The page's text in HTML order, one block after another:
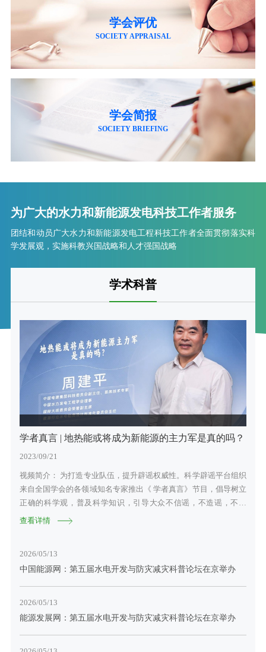
2025-07-28
2025年水电站运行管理及检修技术研讨会第二轮通知
2026-07-29
关于举办2026 年电力行业送配电线路工技能提升培训的通知
2026-07-13
关于举办新型电力系统背景下南方区域电力市场电价预测靶场
2026-06-30
关于联合召开“2026年水电和新能源运行管理及检修技术研讨会”
2026-06-30
关于联合召开“2026 年水利水电与新能源工程建设技术交流会”
2026-06-18
2026-05-22
关于推荐评选广东省水力和新能源发电工程学会40 周年发展贡
2026-05-22
2026-05-18
关于广东风电专委会2025年年会暨技术交流会延期举办的通知
2026-05-15
关于召开广东风电专委会2025年年会暨技术交流会的通知
2025-12-09
关于举办“水库管理矩阵建设及大坝安全管理”培训的通知
2025-10-23
关于举办 “水工及水电站建筑关键技术交流活动”的通知
2025-10-17
2025-09-18
关于召开2025 年南方省（区）水电学会联络会暨学会工作交流
2025-09-11
2025-09-03
关于召开抽水蓄能高压水道建设技术交流会的通知
关于表彰南方省（区）第五届水电厂技能竞赛团体奖和个人奖的
2025-08-08
关于联合召开云、贵、川、桂、湘、粤、青、鄂、赣、陕十省
学会评优
SOCIETY APPRAISAL
学会简报
SOCIETY BRIEFING
为广大的水力和新能源发电科技工作者服务
团结和动员广大水力和新能源发电工程科技工作者全面贯彻落实科
学发展观，实施科教兴国战略和人才强国战略
学术科普
青海水电学会举办全国科普日-“水光互补开启新能源发
2023年全国科普日活动主题为“提升全民科学素质，助力科技自力
自强”，于9月17日-23日在全国各地集中开展。9月20日，在青海省
科学技术协会指导下，由青海省水力发电工程学会、黄河上游水电
学者真言 | 地热能或将成为新能源的主力军是真的吗？
2023/09/21
视频简介： 为打造专业队伍，提升辟谣权威性。科学辟谣平台组织
来自全国学会的各领域知名专家推出《 学者真言》节目，倡导树立
正确的科学观，普及科学知识，引导大众不信谣，不造谣，不传
谣。本期带来中国水力发电工程学会推荐专家-周建平：地热能或将
查看详情
青海水电学会举办全国科普日-“水光互补开启新能源发
2023年全国科普日活动主题为“提升全民科学素质，助力科技自力
自强”，于9月17日-23日在全国各地集中开展。9月20日，在青海省
科学技术协会指导下，由青海省水力发电工程学会、黄河上游水电
学者真言 | 地热能或将成为新能源的主力军是真的吗？
2023/09/21
视频简介： 为打造专业队伍，提升辟谣权威性。科学辟谣平台组织
来自全国学会的各领域知名专家推出《 学者真言》节目，倡导树立
正确的科学观，普及科学知识，引导大众不信谣，不造谣，不传
谣。本期带来中国水力发电工程学会推荐专家-周建平：地热能或将
查看详情
2026/05/13
中国能源网：第五届水电开发与防灾减灾科普论坛在京举办
2026/05/13
能源发展网：第五届水电开发与防灾减灾科普论坛在京举办